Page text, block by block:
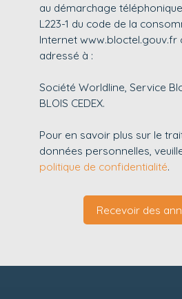
au démarchage
L223-1 du code de la
Internet www.bloctel.gouv.fr
adressé à :
Société Worldline, Service
BLOIS CEDEX.
Pour en savoir plus sur le
données personnelles,
politique de confidentialité.
Recevoir des